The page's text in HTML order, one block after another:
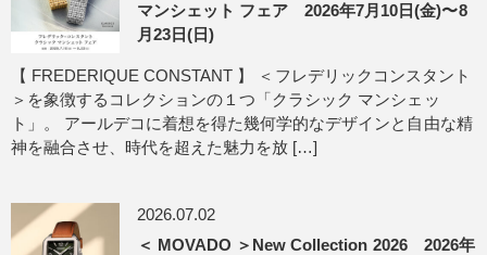
マンシェット フェア 2026年7月10日(金)〜8
月23日(日)
【 FREDERIQUE CONSTANT 】 ＜フレデリックコンスタント
＞を象徴するコレクションの１つ「クラシック マンシェッ
ト」。 アールデコに着想を得た幾何学的なデザインと自由な精
神を融合させ、時代を超えた魅力を放 […]
2026.07.02
＜ MOVADO ＞New Collection 2026 2026年